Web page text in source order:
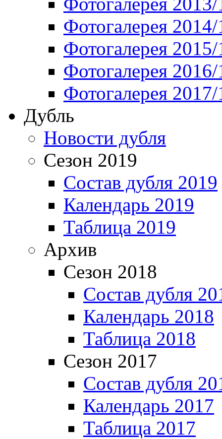
Фотогалерея
Фотогалерея
Фотогалерея
Фотогалерея
Дубль
Новости дубля
Сезон 2019
Состав дубля 2019
Календарь 2019
Таблица 2019
Архив
Сезон 2018
Состав дубля
Календарь 2018
Таблица 2018
Сезон 2017
Состав дубля
Календарь 2017
Таблица 2017